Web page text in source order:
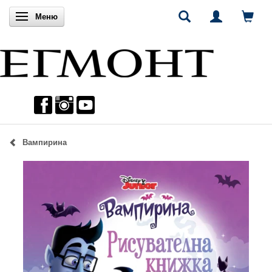
Включи навигацията
Меню
Вампирина